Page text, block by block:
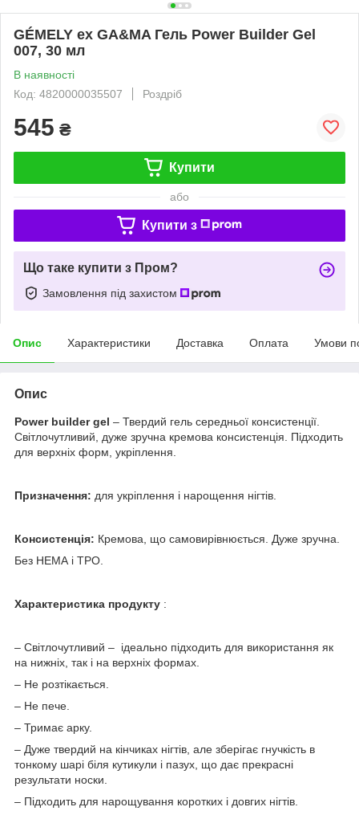
GÉMELY ex GA&MA Гель Power Builder Gel
007, 30 мл
В наявності
Код: 4820000035507
Роздріб
545 ₴
Купити
або
Купити з
Що таке купити з Пром?
Замовлення під захистом
Опис Характеристики Доставка Оплата Умови
Опис
Power builder gel – Твердий гель середньої консистенції.
Світлочутливий, дуже зручна кремова консистенція. Підходить
для верхніх форм, укріплення.
Призначення: для укріплення і нарощення нігтів.
Консистенція: Кремова, що самовирівнюється. Дуже зручна.
Без НЕМА і ТРО.
Характеристика продукту :
– Світлочутливий – ідеально підходить для використання як
на нижніх, так і на верхніх формах.
– Не розтікається.
– Не пече.
– Тримає арку.
– Дуже твердий на кінчиках нігтів, але зберігає гнучкість в
тонкому шарі біля кутикули і пазух, що дає прекрасні
результати носки.
– Підходить для нарощування коротких і довгих нігтів.